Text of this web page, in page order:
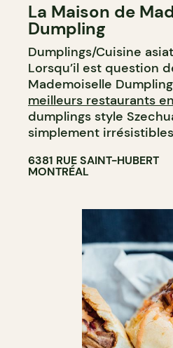
ÉPICERIE / DEP
COMPTOIR
La Maison de
Dumpling
Dumplings/Cuisine
Lorsqu’il est question
Mademoiselle
meilleurs restaurants
dumplings style
simplement
6381 RUE SAINT-HUBERT
MONTRÉAL